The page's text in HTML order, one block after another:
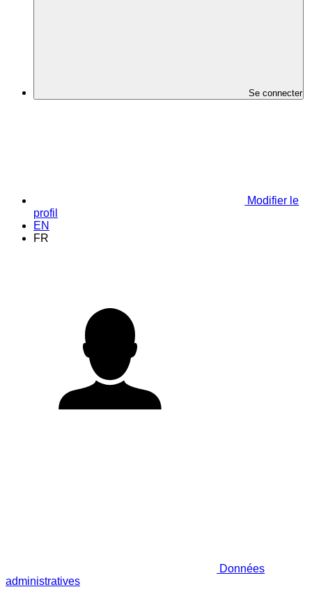
Se connecter
Modifier le
profil
EN
FR
Données
administratives